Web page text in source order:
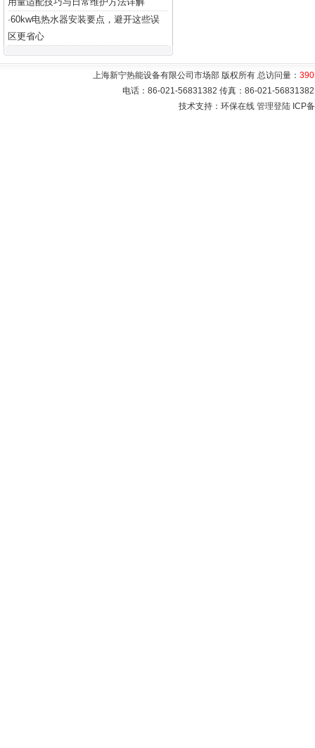
·60kw电热水器安装要点，避开这些误
区更省心
上海新宁热能设备有限公司市场部 版权所有 总访问量：
电话：86-021-56831382 传真：86-021-
技术支持：环保在线 管理登陆 ICP